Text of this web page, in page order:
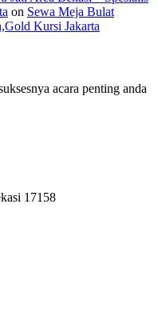
on Sewa Meja Bulat
Kursi Jakarta
acara penting anda
17158